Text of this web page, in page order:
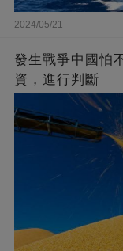
2024/05/21
發生戰爭中國怕
資，進行判斷